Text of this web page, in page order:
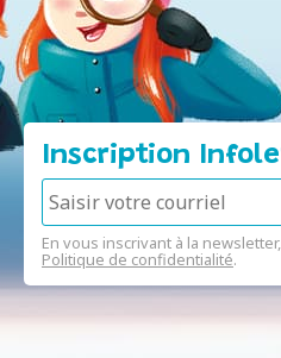
Inscription
En vous inscrivant à la
Politique de confidentialité.